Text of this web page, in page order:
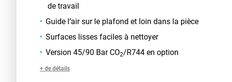
de travail
Guide l’air sur le plafond et loin dans la pièce
Surfaces lisses faciles à nettoyer
Version 45/90 Bar CO2/R744 en option
+ de détails